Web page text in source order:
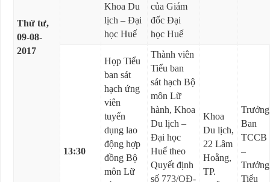
Thứ tư,
09-08-
2017
Khoa Du
lịch – Đại
học Huế
của Giám
đốc Đại
học Huế
13:30
Họp Tiểu
ban sát
hạch ứng
viên
tuyển
dụng lao
động hợp
đồng Bộ
môn Lữ
Thành viên
Tiểu ban
sát hạch Bộ
môn Lữ
hành, Khoa
Du lịch –
Đại học
Huế theo
Quyết định
số 773/QĐ-
Khoa
Du lịch,
22 Lâm
Hoằng,
TP.
Trưởng
Ban
TCCB
–
Trưởng
Tiểu